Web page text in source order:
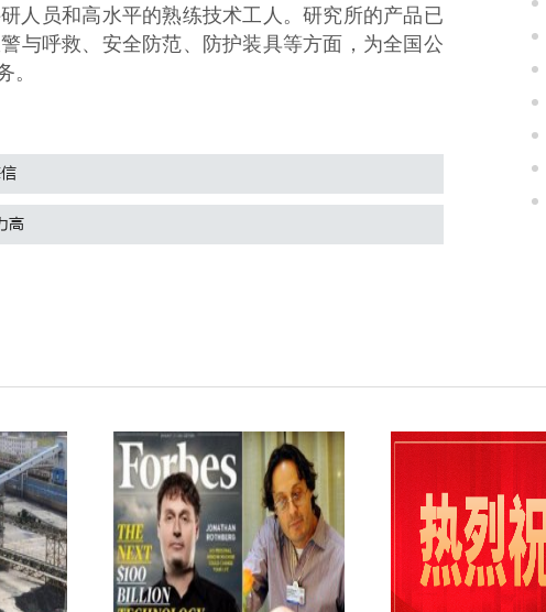
人员和高水平的熟练技术工人。研究所的产品已
与呼救、安全防范、防护装具等方面，为全国公
。
高